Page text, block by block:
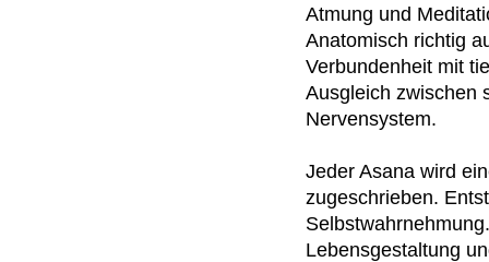
Atmung und
Anatomisch richtig
Verbundenheit mit
Ausgleich zwischen
Nervensystem.
Jeder Asana wird
zugeschrieben.
Lebensgestaltung